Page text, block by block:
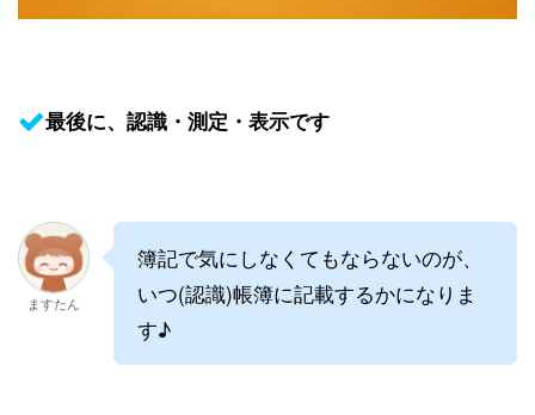
最後に、認識・測定・表示です
ますたん
簿記で気にしなくてもならないのが、
いつ(認識)帳簿に記載するかになりま
す♪